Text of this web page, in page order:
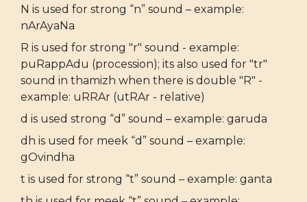
N is used for strong “n” sound – example:
nArAyaNa
R is used for strong "r" sound - example:
puRappAdu (procession); its also used for "tr"
sound in thamizh when there is double "R" -
example: uRRAr (utRAr - relative)
d is used strong “d” sound – example: garuda
dh is used for meek “d” sound – example:
gOvindha
t is used for strong “t” sound – example: ganta